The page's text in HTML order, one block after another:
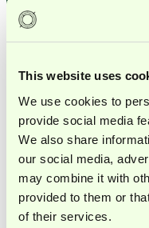
This website uses
We use cookies to
provide social media
We also share
our social media,
may combine it with
provided to them or
of their services.
Dein Finance-
Unterstützung?
KOSTENLOSE
Leitfaden -